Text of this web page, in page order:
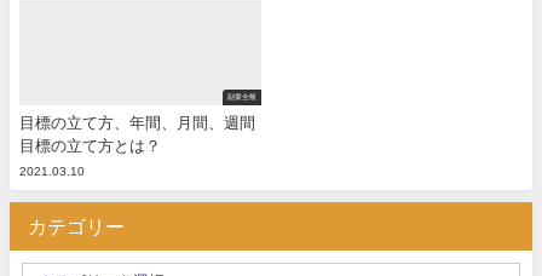
副業全般
目標の立て方、年間、月間、週間
目標の立て方とは？
2021.03.10
カテゴリー